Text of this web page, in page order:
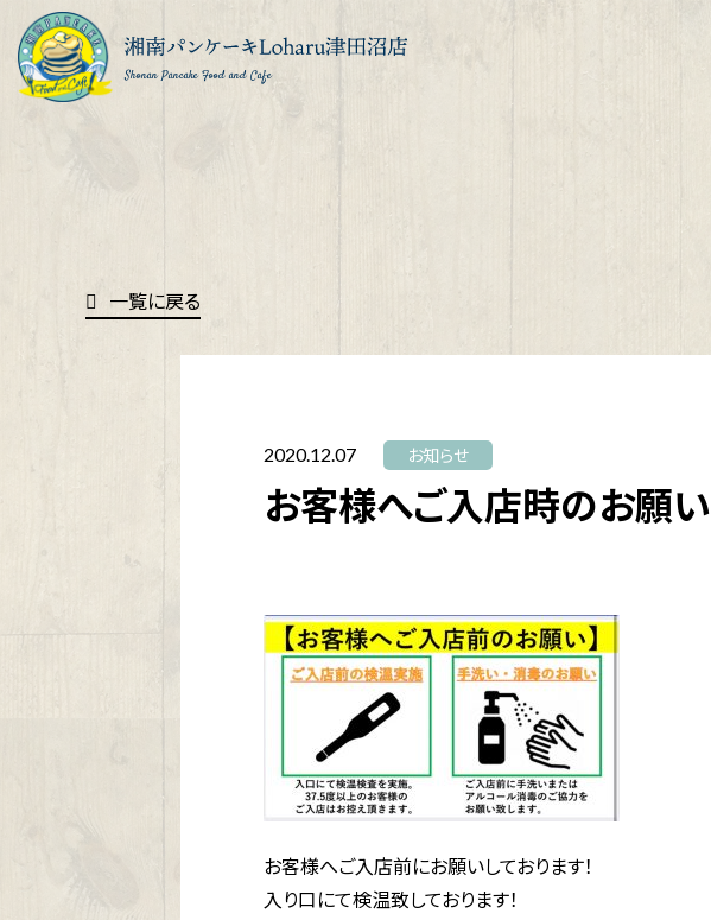
Shonan Pancake Food and Cafe
一覧に戻る
2020.12.07 お知らせ
お客様へご入店時のお願い
お客様へご入店前にお願いしております！
入り口にて検温致しております！